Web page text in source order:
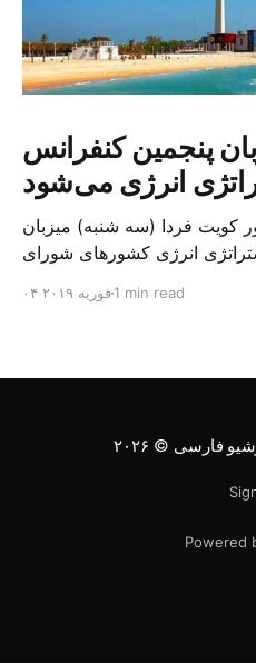
پنجمین کنفرانس
انرژی می‌شود
کویت فردا (سه شنبه) میزبان
انرژی کشورهای شورای
نفت و گاز در این کنفرانس
۰۴ فوریه ۲۰۱۹1 min read
فارسی © ۲۰۲۶
Powered